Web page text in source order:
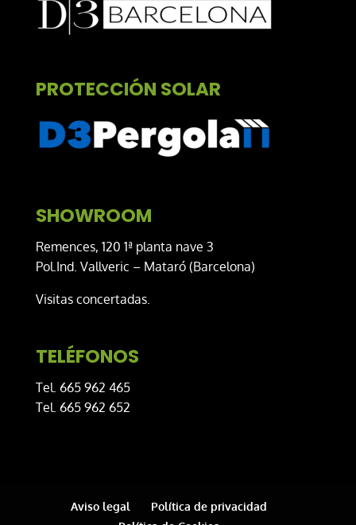
PROTECCIÓN SOLAR
SHOWROOM
Remences, 120 1ª planta nave 3
Pol.Ind. Vallveric – Mataró (Barcelona)
Visitas concertadas.
TELÉFONOS
Tel. 665 962 465
Tel. 665 962 652
Aviso legal
Política de privacidad